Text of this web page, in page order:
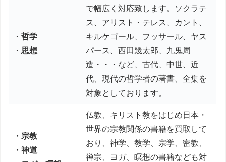
・哲学
・思想
で幅広く対応致します。ソクラテ
ス、アリスト・テレス、カント、
キルケゴール、フッサール、ヤス
パース、西田幾太郎、九鬼周
造・・・など、古代、中世、近
代、現代の哲学者の著書、全集を
対象としております。
・宗教
・神道
仏教、キリスト教をはじめ日本・
世界の宗教関係の書籍を買取して
おり、神学、教学、宗学、密教、
禅宗、ヨガ、瞑想の書籍なども対